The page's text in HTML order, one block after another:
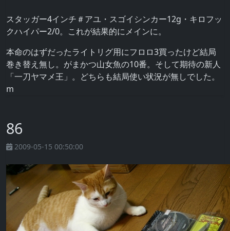
スタッガー4インチ＃アユ・スゴイシンカー12g・キロフッ
クハイパー2/0。これが結果的にメインに。
本命のはずだったライトリグ用にフロロ3買ったけど結局
巻き替え無し。がまかつ山女魚の10番。そして期待の新人
「一刀ヤマメ王」。どちらも結局使い状況が無しでした。
m
86
2009-05-15 00:50:00